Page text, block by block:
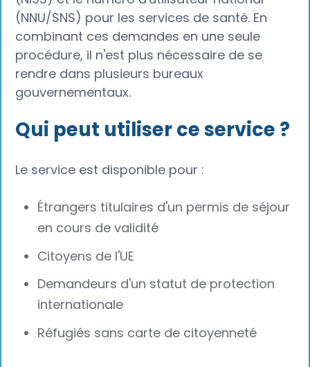
(NNU/SNS) pour les services de santé. En
combinant ces demandes en une seule
procédure, il n'est plus nécessaire de se
rendre dans plusieurs bureaux
gouvernementaux.
Qui peut utiliser ce service ?
Le service est disponible pour :
Étrangers titulaires d'un permis de séjour
en cours de validité
Citoyens de l'UE
Demandeurs d'un statut de protection
internationale
Réfugiés sans carte de citoyenneté